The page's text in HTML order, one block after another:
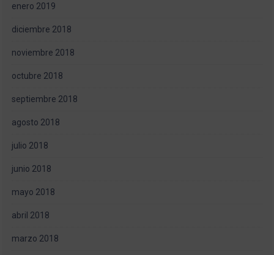
enero 2019
diciembre 2018
noviembre 2018
octubre 2018
septiembre 2018
agosto 2018
julio 2018
junio 2018
mayo 2018
abril 2018
marzo 2018